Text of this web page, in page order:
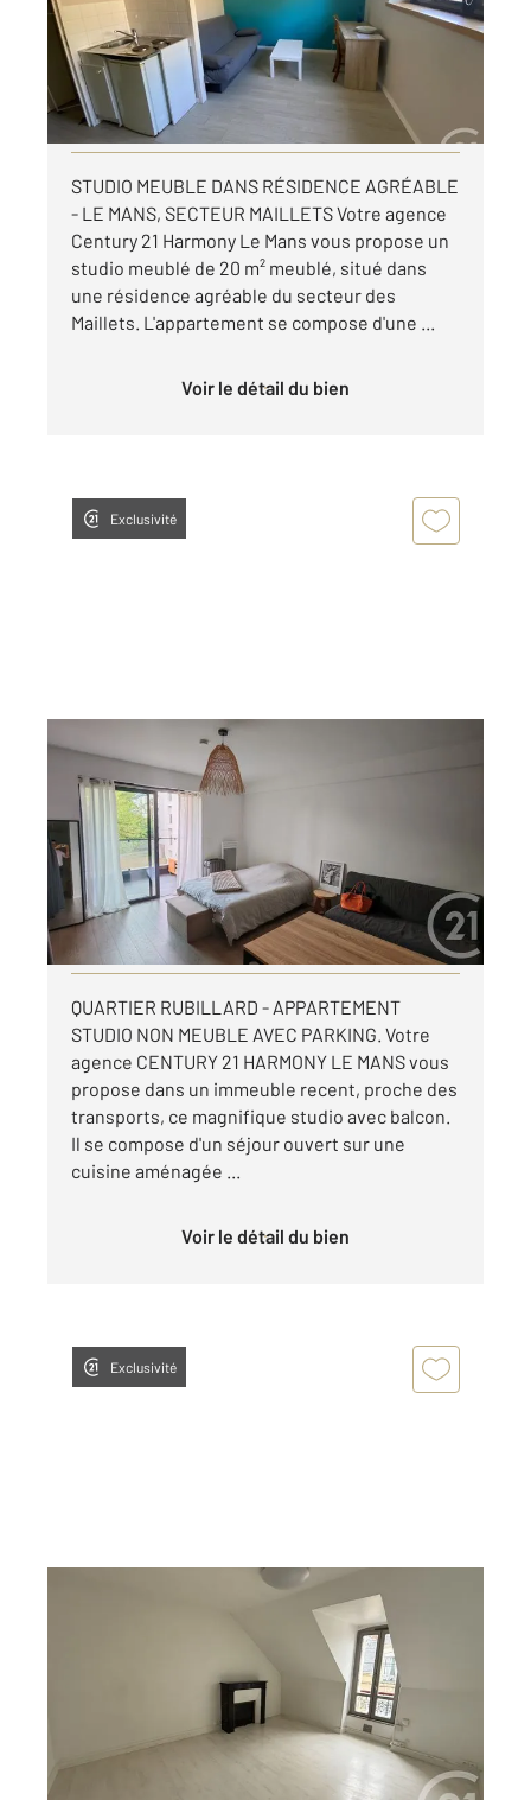
Appartement F1 à louer
396 €
par mois charges comprises
Visiter le site dédié
STUDIO MEUBLE DANS RÉSIDENCE AGRÉABLE
- LE MANS, SECTEUR MAILLETS Votre agence
Century 21 Harmony Le Mans vous propose un
studio meublé de 20 m² meublé, situé dans
une résidence agréable du secteur des
Maillets. L'appartement se compose d'une ...
Voir le détail du bien
Exclusivité
LE MANS 72
33,19 m
2 , 1 pièce
Ref : 44620
Appartement Studio à louer
465 €
par mois charges comprises
Visiter le site dédié
QUARTIER RUBILLARD - APPARTEMENT
STUDIO NON MEUBLE AVEC PARKING. Votre
agence CENTURY 21 HARMONY LE MANS vous
propose dans un immeuble recent, proche des
transports, ce magnifique studio avec balcon.
Il se compose d'un séjour ouvert sur une
cuisine aménagée ...
Voir le détail du bien
Exclusivité
Appartement T2 à louer
499 €
par mois charges comprises